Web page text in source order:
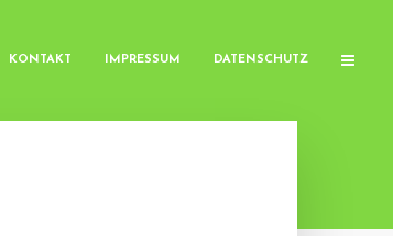
KONTAKT IMPRESSUM DATENSCHUTZ